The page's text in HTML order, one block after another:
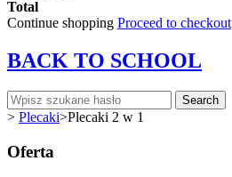
Total
Continue shopping Proceed to checkout
BACK TO SCHOOL
Search
> Plecaki>Plecaki 2 w 1
Oferta